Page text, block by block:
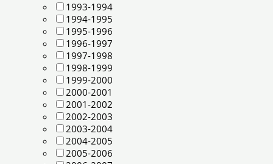
1993-1994
1994-1995
1995-1996
1996-1997
1997-1998
1998-1999
1999-2000
2000-2001
2001-2002
2002-2003
2003-2004
2004-2005
2005-2006